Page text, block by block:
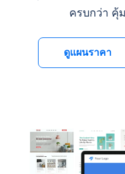
ครบกว่า คุ้
ดูแผนราคา